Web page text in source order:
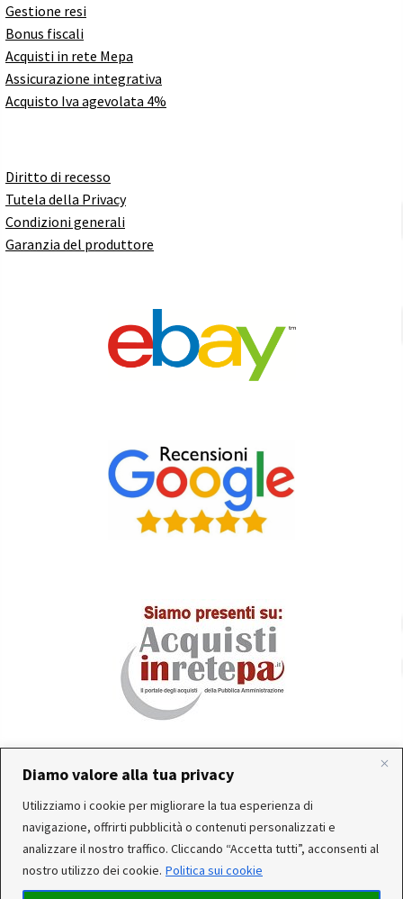
Diamo valore alla tua privacy
Utilizziamo i cookie per migliorare la tua esperienza di
navigazione, offrirti pubblicità o contenuti personalizzati e
analizzare il nostro traffico. Cliccando “Accetta tutti”, acconsenti al
nostro utilizzo dei cookie. Politica sui cookie
In occasione delle FERIE ESTIVE, alcune aziende
produttrici e corrieri potrebbero sospendere o rallentare
temporaneamente le attività. Per questo motivo, gli
ordini di alcuni reparti (Utensileria - Ferramenta - arredo)
ricevuti, potrebbero essere CONSEGNATI DOPO IL 25-08-
Gestione resi
Bonus fiscali
Acquisti in rete Mepa
Assicurazione integrativa
Acquisto Iva agevolata 4%
Diritto di recesso
Tutela della Privacy
Condizioni generali
Garanzia del produttore
Servizio clienti attivo: Da Lunedì a Venerdì dalle 10:30 alle
12:30 e dalle 15:30 alle 17:30